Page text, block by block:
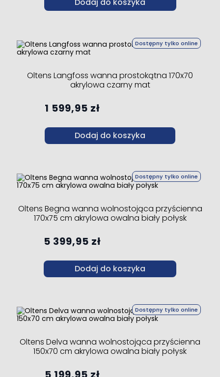
Dodaj do koszyka
Dostępny tylko online
Oltens Langfoss wanna prostokątna 170x70
akrylowa czarny mat
1 599,95 zł
Dodaj do koszyka
Dostępny tylko online
Oltens Begna wanna wolnostojąca przyścienna
170x75 cm akrylowa owalna biały połysk
5 399,95 zł
Dodaj do koszyka
Dostępny tylko online
Oltens Delva wanna wolnostojąca przyścienna
150x70 cm akrylowa owalna biały połysk